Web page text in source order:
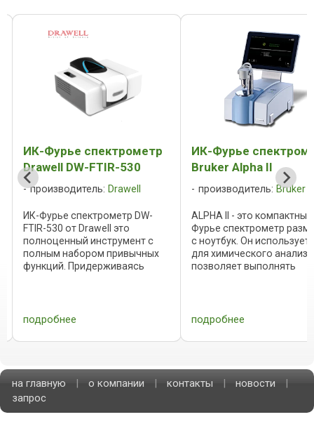
ИК-Фурье спектрометр
Drawell DW-FTIR-530
производитель: Drawell
ИК-Фурье спектрометр DW-
FTIR-530 от Drawell это
полноценный инструмент с
полным набором привычных
функций. Придерживаясь
модель обеспечивает
подробнее
ИК-Фурье
Bruker Alpha II
производитель: Bruker
ALPHA II - это
Фурье спектрометр
с ноутбук. Он
для химического
позволяет выполнять
промышленных и
Надежные ...
подробнее
на главную | о компании | контакты | новости
|
запрос